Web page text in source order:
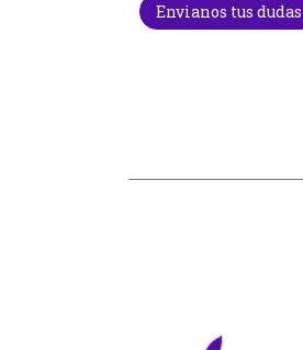
Envianos tus dudas